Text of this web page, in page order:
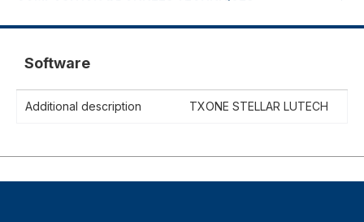
Software
Additional description TXONE STELLAR LUTECH